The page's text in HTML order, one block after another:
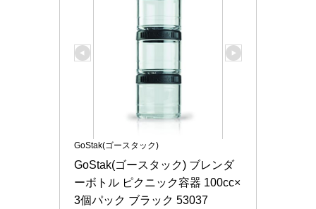
GoStak(ゴースタック)
GoStak(ゴースタック) ブレンダ
ーボトル ピクニック容器 100cc×
3個パック ブラック 53037